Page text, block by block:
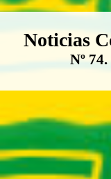
Boletín
Noticias
Nº